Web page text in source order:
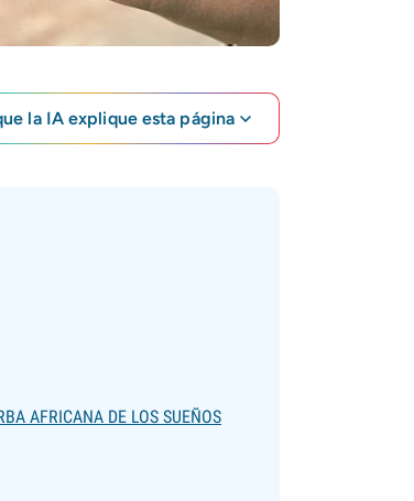
la IA explique esta página
AFRICANA DE LOS SUEÑOS